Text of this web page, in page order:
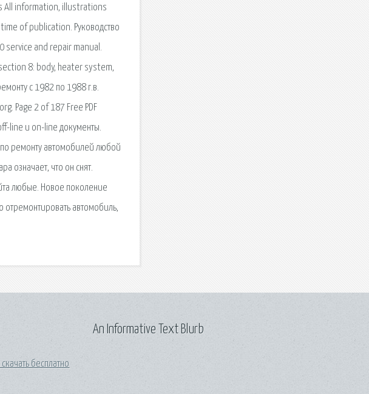
All information, illustrations
of publication. Руководство
service and repair manual.
8: body, heater system,
с 1982 по 1988 г.в.
Page 2 of 187 Free PDF
line и on-line документы.
ремонту автомобилей любой
означает, что он снят.
любые. Новое поколение
автомобиль,
бесплатно
An Informative Text Blurb